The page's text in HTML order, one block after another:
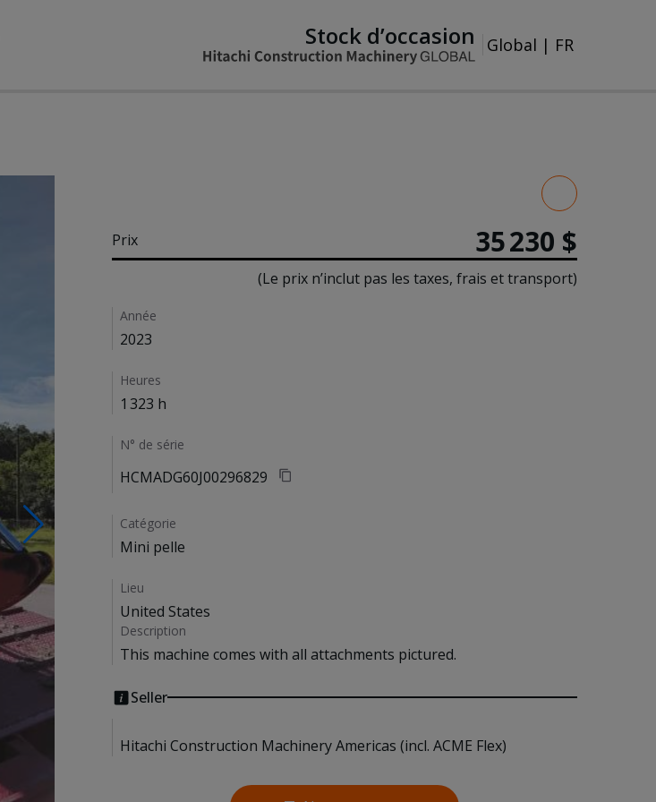
Stock d’occasion Global | FR
Prix 35 230 $
(Le prix n’inclut pas les taxes, frais et transport)
Details
Année
2023
Heures
1 323 h
N° de série
HCMADG60J00296829
Catégorie
Mini pelle
Lieu
United States
Description
This machine comes with all attachments pictured.
Seller
Hitachi Construction Machinery Americas (incl. ACME Flex)